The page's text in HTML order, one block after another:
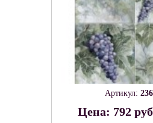
Артикул:
Цена: 792